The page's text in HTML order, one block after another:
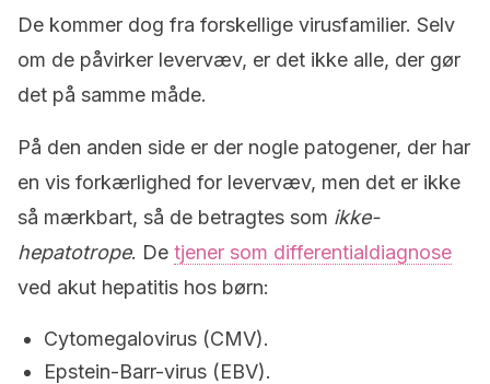
De kommer dog fra forskellige virusfamilier. Selv
om de påvirker levervæv, er det ikke alle, der gør
det på samme måde.
På den anden side er der nogle patogener, der har
en vis forkærlighed for levervæv, men det er ikke
så mærkbart, så de betragtes som ikke-
hepatotrope. De tjener som differentialdiagnose
ved akut hepatitis hos børn:
Cytomegalovirus (CMV).
Epstein-Barr-virus (EBV).